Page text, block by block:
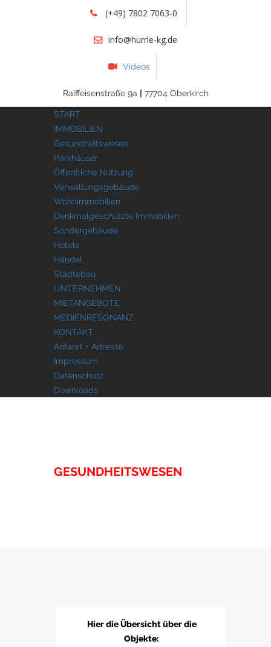
(+49) 7802 7063-0
info@hurrle-kg.de
Videos
Raiffeisenstraße 9a | 77704 Oberkirch
START
IMMOBILIEN
Gesundheitswesen
Parkhäuser
Öffentliche Nutzung
Verwaltungsgebäude
Wohnimmobilien
Denkmalgeschützte Immobilien
Sondergebäude
Hotels
Handel
Städtebau
UNTERNEHMEN
MIETANGEBOTE
MEDIENRESONANZ
KONTAKT
Anfahrt + Adresse
Impressum
Datenschutz
Downloads
GESUNDHEITSWESEN
Hier die Übersicht über die
Objekte: